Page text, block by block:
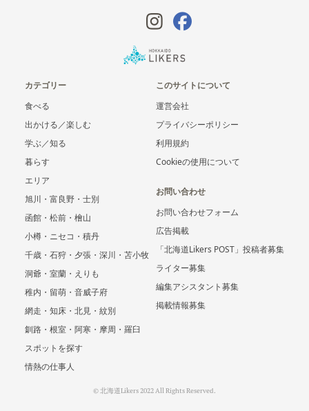
カテゴリー
食べる
出かける／楽しむ
学ぶ／知る
暮らす
エリア
旭川・富良野・士別
函館・松前・檜山
小樽・ニセコ・積丹
千歳・石狩・夕張・深川・苫小牧
洞爺・室蘭・えりも
稚内・留萌・音威子府
網走・知床・北見・紋別
釧路・根室・阿寒・摩周・羅臼
スポットを探す
情熱の仕事人
このサイトについて
運営会社
プライバシーポリシー
利用規約
Cookieの使用について
お問い合わせ
お問い合わせフォーム
広告掲載
「北海道Likers POST」投稿者募集
ライター募集
編集アシスタント募集
掲載情報募集
© 北海道Likers 2022 All Rights Reserved.